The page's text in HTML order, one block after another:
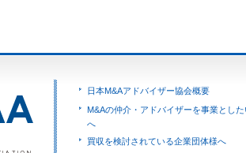
日本M&Aアドバイザー協会概要
M&Aの仲介・アドバイザーを事業とし
へ
買収を検討されている企業団体様へ